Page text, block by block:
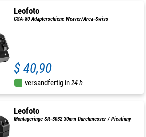
Leofoto
GSA-80 Adapterschiene Weaver/Arca-Swiss
$ 40,90
versandfertig in24 h
Leofoto
Montageringe SR-3032 30mm Durchmesser / Picatinny